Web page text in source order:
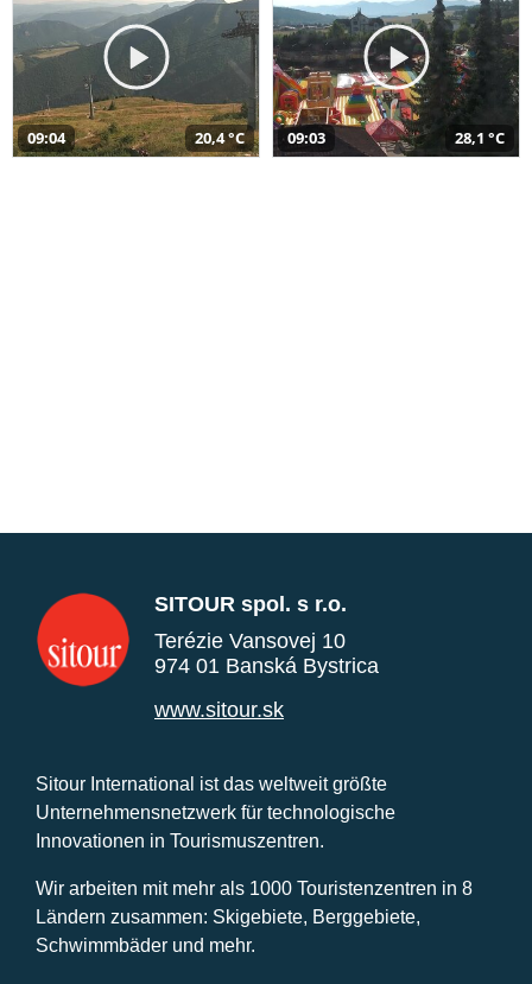
09:04 20,4 °C 09:03 28,1 °C
SITOUR spol. s r.o.
Terézie Vansovej 10
974 01 Banská Bystrica
www.sitour.sk
Sitour International ist das weltweit größte
Unternehmensnetzwerk für technologische
Innovationen in Tourismuszentren.
Wir arbeiten mit mehr als 1000 Touristenzentren in 8
Ländern zusammen: Skigebiete, Berggebiete,
Schwimmbäder und mehr.